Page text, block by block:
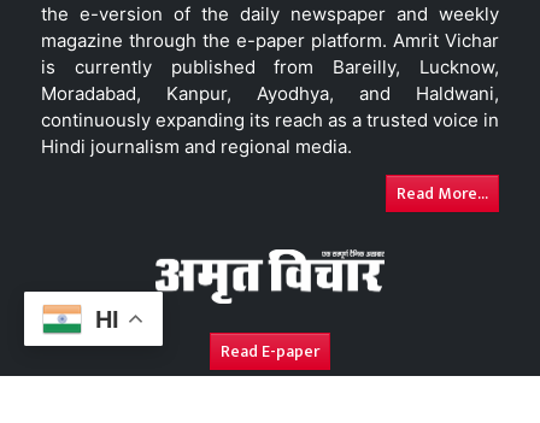
HI
the e-version of the daily newspaper and weekly
magazine through the e-paper platform. Amrit Vichar
is currently published from Bareilly, Lucknow,
Moradabad, Kanpur, Ayodhya, and Haldwani,
continuously expanding its reach as a trusted voice in
Hindi journalism and regional media.
Read More...
Read E-paper